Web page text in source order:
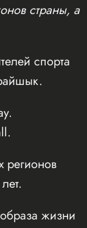
страны, а
спорта
регионов
жизни